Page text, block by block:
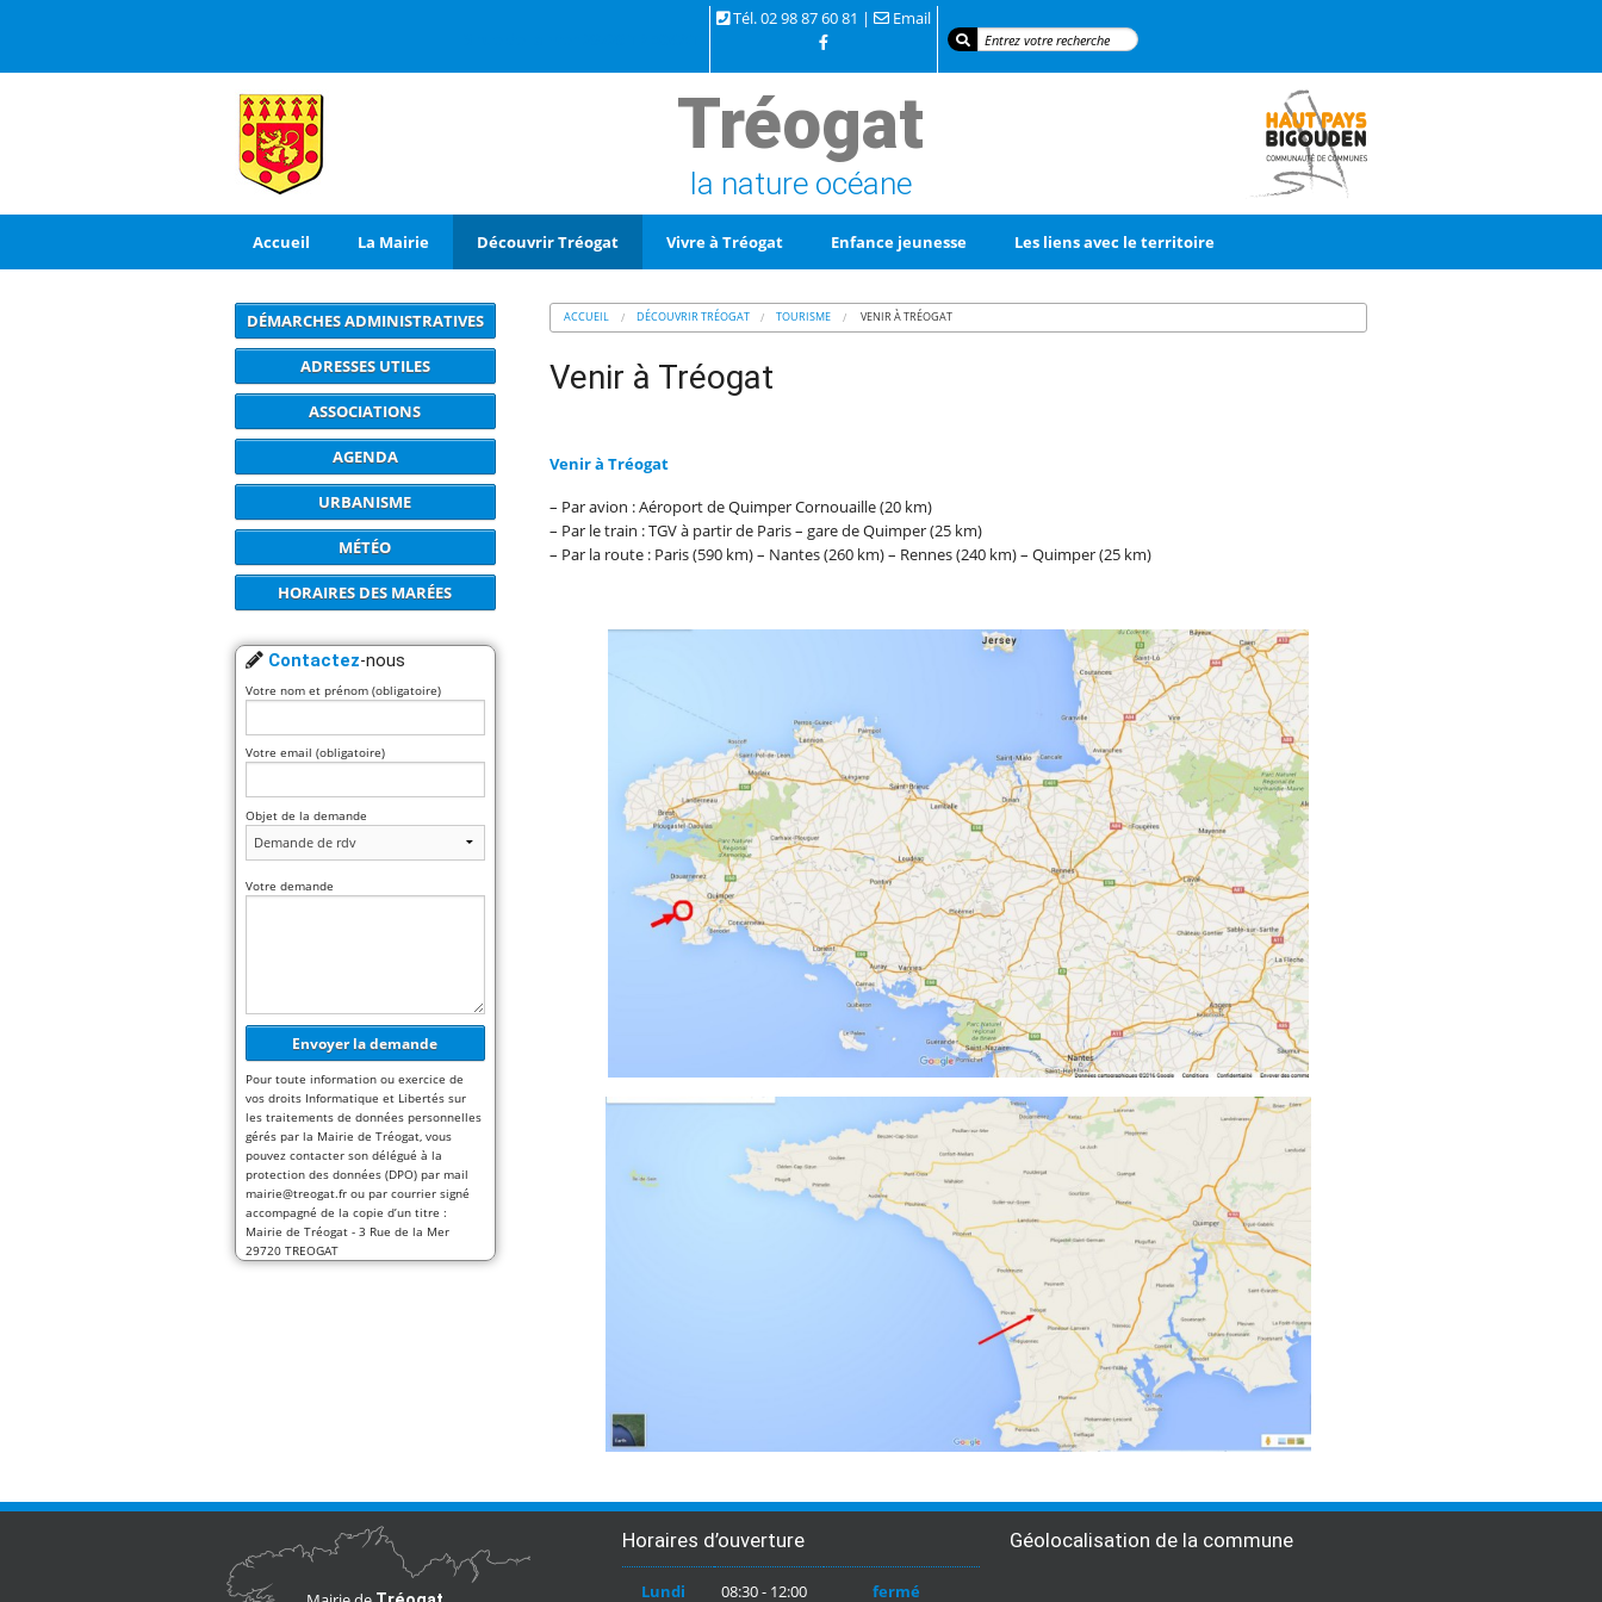
Tél. 02 98 87 60 81 | Email
Tréogat
la nature océane
Accueil La Mairie Découvrir Tréogat Vivre à Tréogat Enfance jeunesse Les liens avec le territoire
ACCUEIL DÉCOUVRIR TRÉOGAT TOURISME VENIR À TRÉOGAT
Venir à Tréogat
Venir à Tréogat
– Par avion : Aéroport de Quimper Cornouaille (20 km)
– Par le train : TGV à partir de Paris – gare de Quimper (25 km)
– Par la route : Paris (590 km) – Nantes (260 km) – Rennes (240 km) – Quimper (25 km)
DÉMARCHES ADMINISTRATIVES
ADRESSES UTILES
ASSOCIATIONS
AGENDA
URBANISME
MÉTÉO
HORAIRES DES MARÉES
Contactez-nous
Votre nom et prénom (obligatoire)
Votre email (obligatoire)
Objet de la demande
Votre demande
Pour toute information ou exercice de
vos droits Informatique et Libertés sur
les traitements de données personnelles
gérés par la Mairie de Tréogat, vous
pouvez contacter son délégué à la
protection des données (DPO) par mail
mairie@treogat.fr ou par courrier signé
accompagné de la copie d’un titre :
Mairie de Tréogat - 3 Rue de la Mer
29720 TREOGAT
Horaires d’ouverture
Lundi 08:30 - 12:00 fermé
Géolocalisation de la commune